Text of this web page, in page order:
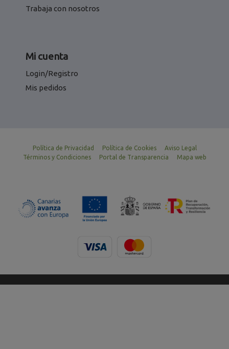
Trabaja con nosotros
Mi cuenta
Login/Registro
Mis pedidos
Política de Privacidad Política de Cookies
Aviso Legal
Términos y Condiciones
Portal de Transparencia Mapa web